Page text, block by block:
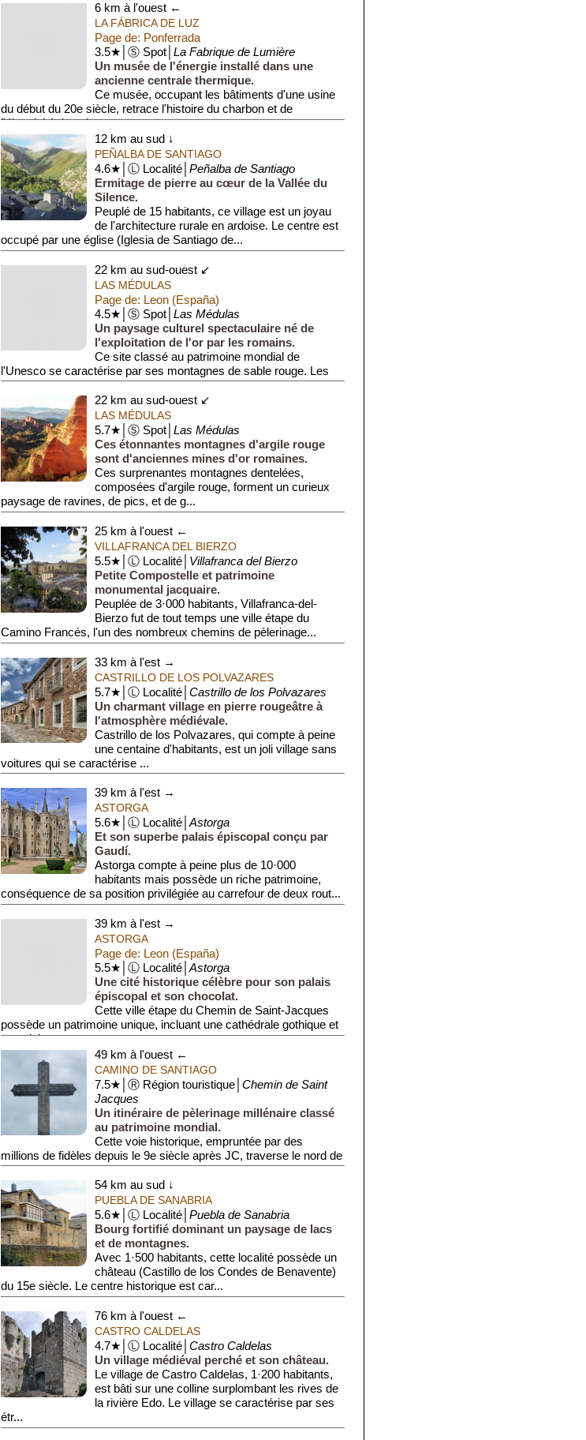
6 km à l'ouest ←
LA FÁBRICA DE LUZ
Page de: Ponferrada
3.5★│Ⓢ Spot│ La Fabrique de Lumière
Un musée de l'énergie installé dans une
ancienne centrale thermique.
Ce musée, occupant les bâtiments d'une usine
du début du 20e siècle, retrace l'histoire du charbon et de
l'électricité dans la...
12 km au sud ↓
PEÑALBA DE SANTIAGO
4.6★│Ⓛ Localité│ Peñalba de Santiago
Ermitage de pierre au cœur de la Vallée du
Silence.
Peuplé de 15 habitants, ce village est un joyau
de l'architecture rurale en ardoise. Le centre est
occupé par une église (Iglesia de Santiago de...
22 km au sud-ouest ↙
LAS MÉDULAS
Page de: Leon (España)
4.5★│Ⓢ Spot│ Las Médulas
Un paysage culturel spectaculaire né de
l'exploitation de l'or par les romains.
Ce site classé au patrimoine mondial de
l'Unesco se caractérise par ses montagnes de sable rouge. Les
romains y prati...
22 km au sud-ouest ↙
LAS MÉDULAS
5.7★│Ⓢ Spot│ Las Médulas
Ces étonnantes montagnes d'argile rouge
sont d'anciennes mines d'or romaines.
Ces surprenantes montagnes dentelées,
composées d'argile rouge, forment un curieux
paysage de ravines, de pics, et de g...
25 km à l'ouest ←
VILLAFRANCA DEL BIERZO
5.5★│Ⓛ Localité│ Villafranca del Bierzo
Petite Compostelle et patrimoine
monumental jacquaire.
Peuplée de 3·000 habitants, Villafranca-del-
Bierzo fut de tout temps une ville étape du
Camino Francés, l'un des nombreux chemins de pèlerinage...
33 km à l'est →
CASTRILLO DE LOS POLVAZARES
5.7★│Ⓛ Localité│ Castrillo de los Polvazares
Un charmant village en pierre rougeâtre à
l'atmosphère médiévale.
Castrillo de los Polvazares, qui compte à peine
une centaine d'habitants, est un joli village sans
voitures qui se caractérise ...
39 km à l'est →
ASTORGA
5.6★│Ⓛ Localité│Astorga
Et son superbe palais épiscopal conçu par
Gaudí.
Astorga compte à peine plus de 10·000
habitants mais possède un riche patrimoine,
conséquence de sa position privilégiée au carrefour de deux rout...
39 km à l'est →
ASTORGA
Page de: Leon (España)
5.5★│Ⓛ Localité│ Astorga
Une cité historique célèbre pour son palais
épiscopal et son chocolat.
Cette ville étape du Chemin de Saint-Jacques
possède un patrimoine unique, incluant une cathédrale gothique et
un palais co...
49 km à l'ouest ←
CAMINO DE SANTIAGO
7.5★│Ⓡ Région touristique│ Chemin de Saint
Jacques
Un itinéraire de pèlerinage millénaire classé
au patrimoine mondial.
Cette voie historique, empruntée par des
millions de fidèles depuis le 9e siècle après JC, traverse le nord de
l'Espagne. Ell...
54 km au sud ↓
PUEBLA DE SANABRIA
5.6★│Ⓛ Localité│ Puebla de Sanabria
Bourg fortifié dominant un paysage de lacs
et de montagnes.
Avec 1·500 habitants, cette localité possède un
château (Castillo de los Condes de Benavente)
du 15e siècle. Le centre historique est car...
76 km à l'ouest ←
CASTRO CALDELAS
4.7★│Ⓛ Localité│ Castro Caldelas
Un village médiéval perché et son château.
Le village de Castro Caldelas, 1·200 habitants,
est bâti sur une colline surplombant les rives de
la rivière Edo. Le village se caractérise par ses
étr...